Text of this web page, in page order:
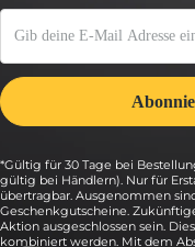
*Gültig für 30 Tage bei
gültig bei Händlern). Nur für
übertragbar. Ausgenommen
Geschenkgutscheine.
Aktion ausgeschlossen sein.
kombiniert werden. Mit dem